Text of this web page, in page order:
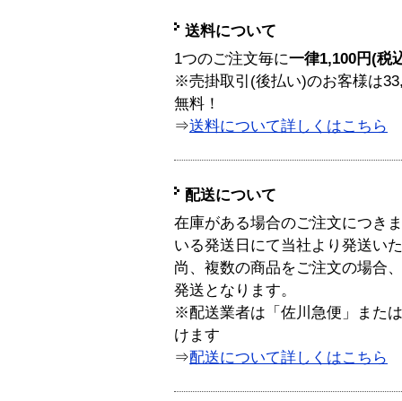
送料について
1つのご注文毎に一律1,100円(税
※売掛取引(後払い)のお客様は
無料！
⇒送料について詳しくはこちら
配送について
在庫がある場合のご注文につき
いる発送日にて当社より発送い
尚、複数の商品をご注文の場合
発送となります。
※配送業者は「佐川急便」また
けます
⇒配送について詳しくはこちら